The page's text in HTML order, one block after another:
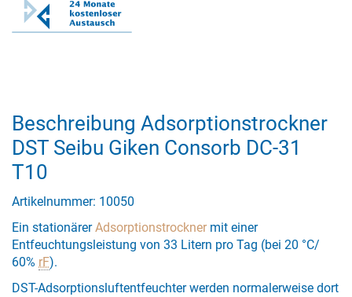
Beschreibung Adsorptionstrockner
DST Seibu Giken Consorb DC-31
T10
Artikelnummer: 10050
Ein stationärerAdsorptionstrocknermit einer
Entfeuchtungsleistung von 33 Litern pro Tag (bei 20 °C/
60% rF).
DST-Adsorptionsluftentfeuchter werden normalerweise dort